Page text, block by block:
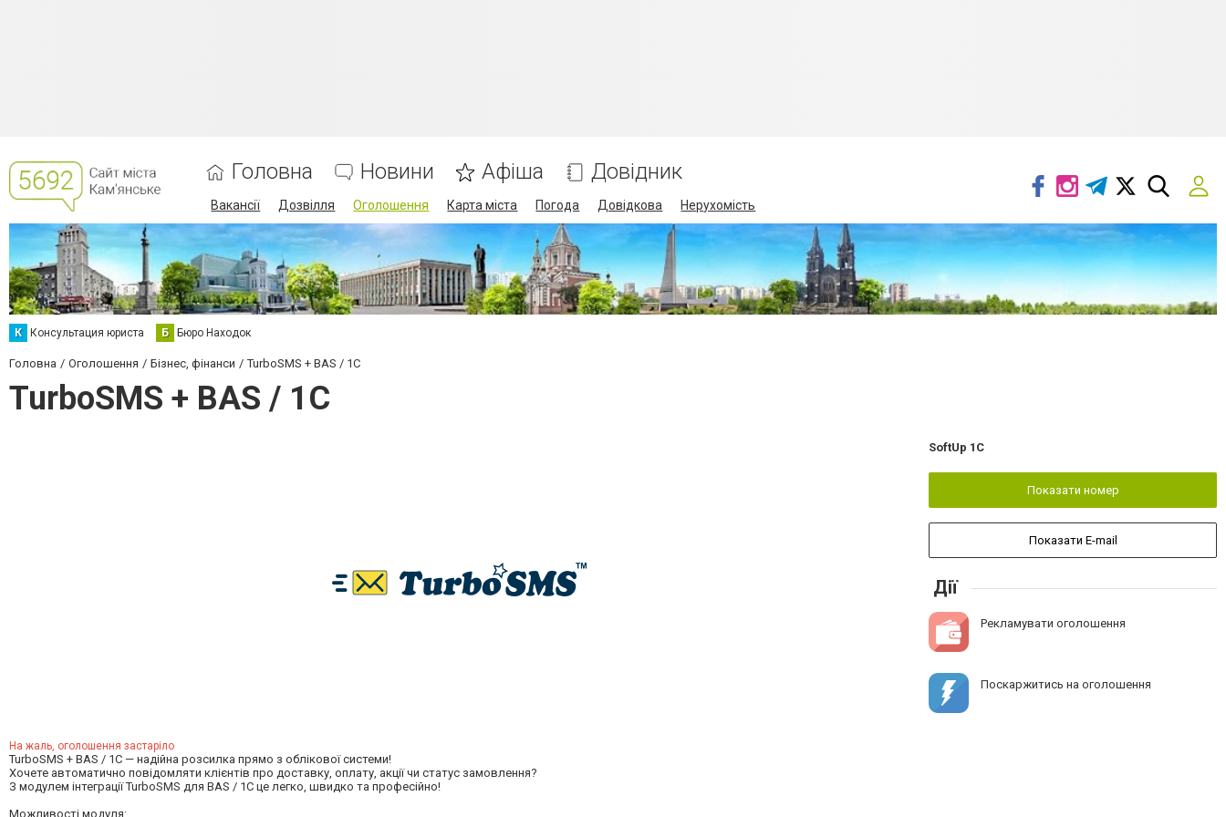
Головна Новини Афіша Довідник
Вакансії Дозвілля Оголошення Карта міста Погода Довідкова Нерухомість
К Консультация юриста Б Бюро Находок
Головна Оголошення Бізнес, фінанси TurboSMS + BAS / 1C
TurboSMS + BAS / 1C
На жаль, оголошення застаріло
TurboSMS + BAS / 1C — надійна розсилка прямо з облікової системи!
Хочете автоматично повідомляти клієнтів про доставку, оплату, акції чи статус замовлення?
З модулем інтеграції TurboSMS для BAS / 1C це легко, швидко та професійно!
Можливості модуля:
SoftUp 1C
Показати номер
Показати E-mail
Дії
Рекламувати оголошення
Поскаржитись на оголошення